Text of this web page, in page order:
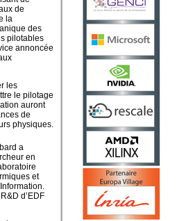
de
la
des
pilotables
annoncée
les
le pilotage
auront
de
physiques.
a
en
et
d’EDF